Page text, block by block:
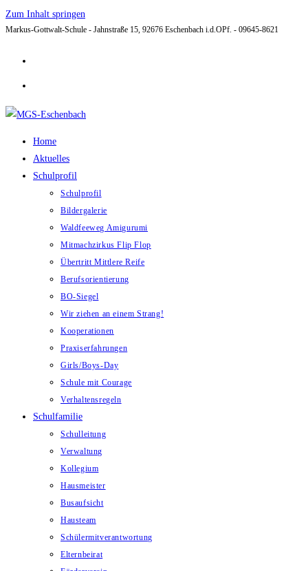
Zum Inhalt springen
Markus-Gottwalt-Schule - Jahnstraße 15, 92676 Eschenbach i.d.OPf. - 09645-8621
Home
Aktuelles
Schulprofil
Schulprofil
Bildergalerie
Waldfeeweg Amigurumi
Mitmachzirkus Flip Flop
Übertritt Mittlere Reife
Berufsorientierung
BO-Siegel
Wir ziehen an einem Strang!
Kooperationen
Praxiserfahrungen
Girls/Boys-Day
Schule mit Courage
Verhaltensregeln
Schulfamilie
Schulleitung
Verwaltung
Kollegium
Hausmeister
Busaufsicht
Hausteam
Schülermitverantwortung
Elternbeirat